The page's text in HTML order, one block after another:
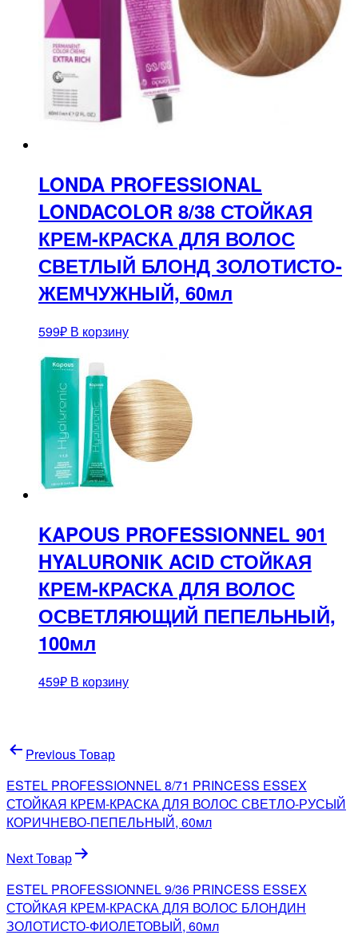
LONDA PROFESSIONAL
LONDACOLOR 8/38 СТОЙКАЯ
КРЕМ-КРАСКА ДЛЯ ВОЛОС
СВЕТЛЫЙ БЛОНД ЗОЛОТИСТО-
ЖЕМЧУЖНЫЙ, 60мл
599₽ В корзину
KAPOUS PROFESSIONNEL 901
HYALURONIK ACID СТОЙКАЯ
КРЕМ-КРАСКА ДЛЯ ВОЛОС
ОСВЕТЛЯЮЩИЙ ПЕПЕЛЬНЫЙ,
100мл
459₽ В корзину
Навигация
по
записям
Previous Товар
ESTEL PROFESSIONNEL 8/71 PRINCESS ESSEX
СТОЙКАЯ КРЕМ-КРАСКА ДЛЯ ВОЛОС СВЕТЛО-РУСЫЙ
КОРИЧНЕВО-ПЕПЕЛЬНЫЙ, 60мл
Next Товар
ESTEL PROFESSIONNEL 9/36 PRINCESS ESSEX
СТОЙКАЯ КРЕМ-КРАСКА ДЛЯ ВОЛОС БЛОНДИН
ЗОЛОТИСТО-ФИОЛЕТОВЫЙ, 60мл